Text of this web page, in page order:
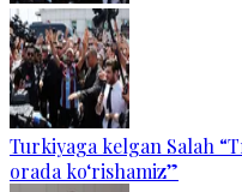
Turkiyaga kelgan Salah
orada ko‘rishamiz”